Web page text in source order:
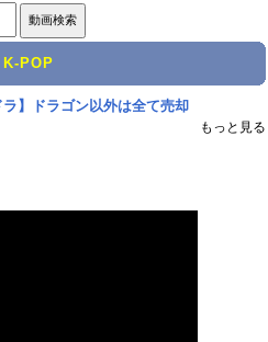
K-POP
ラ】ドラゴン以外は全て売却
もっと見る